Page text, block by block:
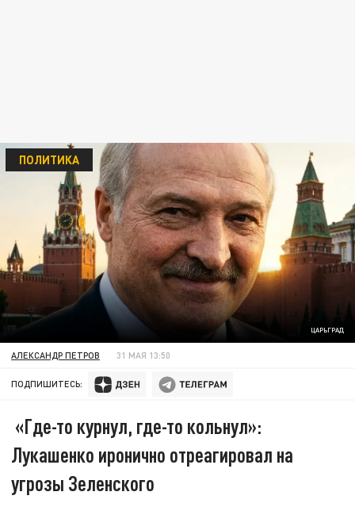
ЦАРЬГРАД
ПОЛИТИКА
АЛЕКСАНДР ПЕТРОВ 31 МАЯ 13:50
ПОДПИШИТЕСЬ:
«Где-то курнул, где-то кольнул»:
Лукашенко иронично отреагировал на
угрозы Зеленского